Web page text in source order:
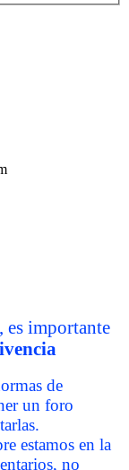
es importante
de
un foro
estamos en la
no